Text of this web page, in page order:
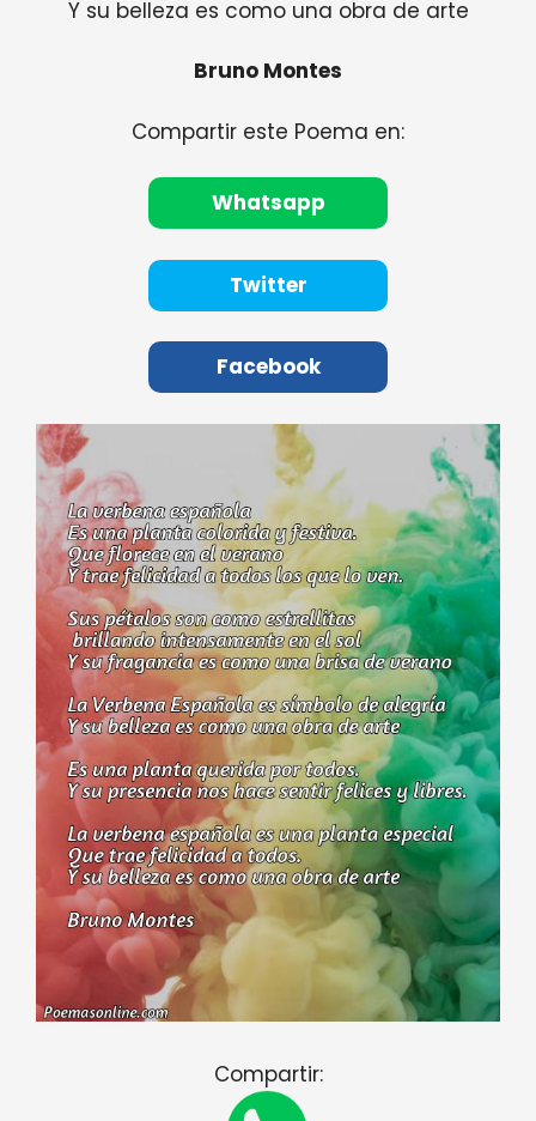
Y su belleza es como una obra de arte
Bruno Montes
Compartir este Poema en:
Whatsapp
Twitter
Facebook
Compartir: